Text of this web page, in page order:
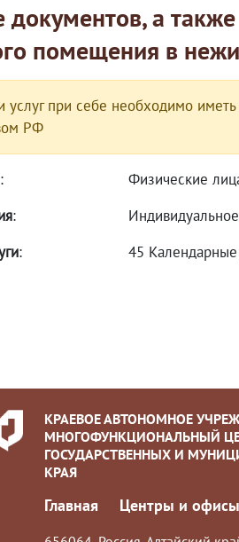
документов, а
помещения в
при себе необходимо иметь
РФ
:
Физические
:
: 45
КРАЕВОЕ АВТОНОМНОЕ
МНОГОФУНКЦИОНАЛЬНЫЙ
ГОСУДАРСТВЕННЫХ И
КРАЯ
Главная Центры и офисы